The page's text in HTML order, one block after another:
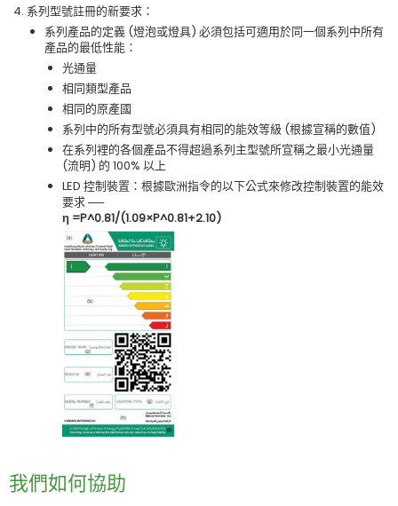
系列型號註冊的新要求：
系列產品的定義 (燈泡或燈具) 必須包括可適用於同一個系列中所有
產品的最低性能：
光通量
相同類型產品
相同的原產國
系列中的所有型號必須具有相同的能效等級 (根據宣稱的數值)
在系列裡的各個產品不得超過系列主型號所宣稱之最小光通量
(流明) 的 100% 以上
LED 控制裝置：根據歐洲指令的以下公式來修改控制裝置的能效
要求 ──
η =P^0.81/(1.09×P^0.81+2.10)
我們如何協助